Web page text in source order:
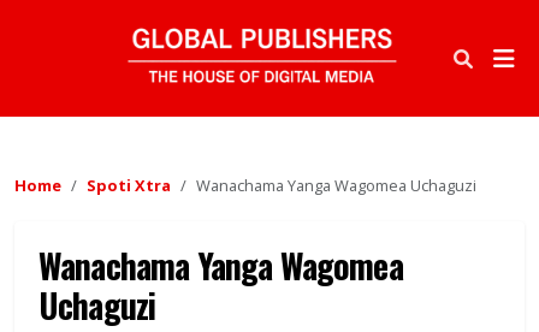
Home Spoti Xtra Wanachama Yanga Wagomea Uchaguzi
Wanachama Yanga Wagomea
Uchaguzi